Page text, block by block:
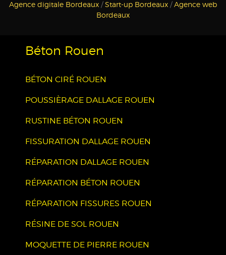
Agence digitale Bordeaux /Start-up Bordeaux /Agence web
Bordeaux
Béton Rouen
BÉTON CIRÉ ROUEN
POUSSIÈRAGE DALLAGE ROUEN
RUSTINE BÉTON ROUEN
FISSURATION DALLAGE ROUEN
RÉPARATION DALLAGE ROUEN
RÉPARATION BÉTON ROUEN
RÉPARATION FISSURES ROUEN
RÉSINE DE SOL ROUEN
MOQUETTE DE PIERRE ROUEN